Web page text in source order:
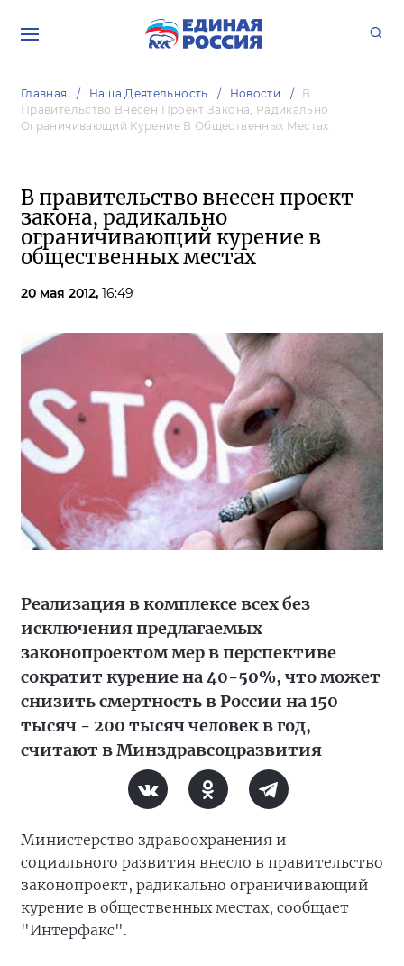
Главная Наша Деятельность Новости
В
Правительство Внесен Проект Закона, Радикально
Ограничивающий Курение В Общественных Местах
В правительство внесен проект
закона, радикально
ограничивающий курение в
общественных местах
20 мая 2012, 16:49
Реализация в комплексе всех без
исключения предлагаемых
законопроектом мер в перспективе
сократит курение на 40-50%, что может
снизить смертность в России на 150
тысяч - 200 тысяч человек в год,
считают в Минздравсоцразвития
Министерство здравоохранения и
социального развития внесло в правительство
законопроект, радикально ограничивающий
курение в общественных местах, сообщает
"Интерфакс".